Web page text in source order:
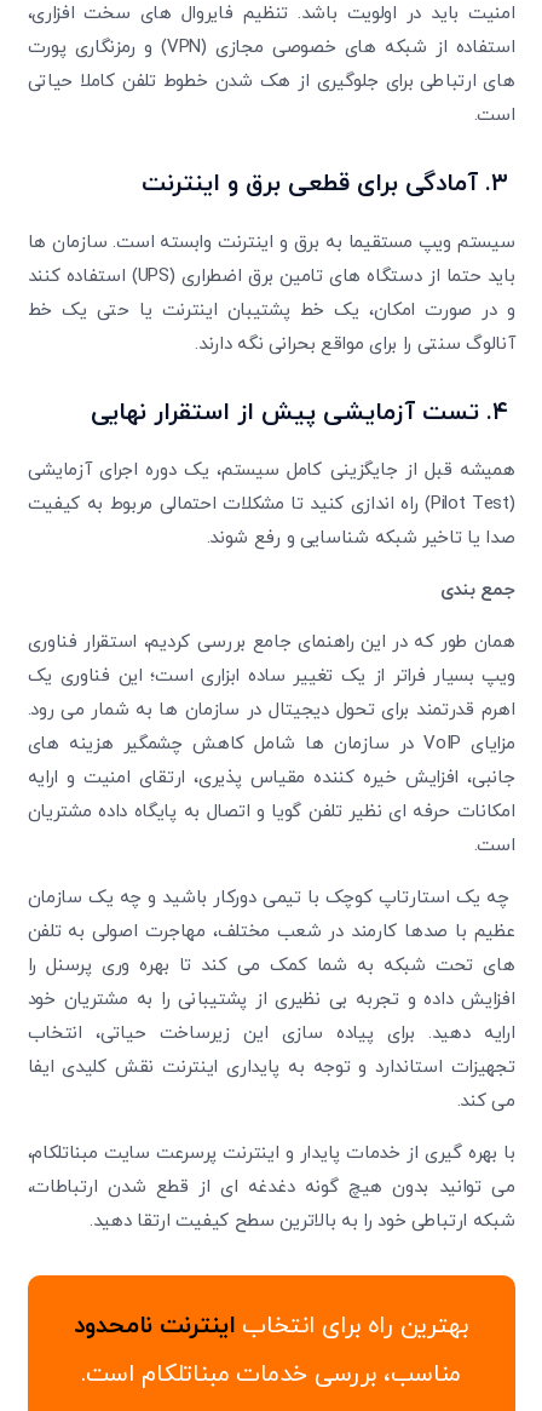
امنیت باید در اولویت باشد. تنظیم فایروال های سخت افزاری،
استفاده از شبکه های خصوصی مجازی (VPN) و رمزنگاری پورت
های ارتباطی برای جلوگیری از هک شدن خطوط تلفن کاملا حیاتی
است.
آمادگی برای قطعی برق و اینترنت
سیستم ویپ مستقیما به برق و اینترنت وابسته است. سازمان ها
باید حتما از دستگاه های تامین برق اضطراری (UPS) استفاده کنند
و در صورت امکان، یک خط پشتیبان اینترنت یا حتی یک خط
آنالوگ سنتی را برای مواقع بحرانی نگه دارند.
۴. تست آزمایشی پیش از استقرار نهایی
همیشه قبل از جایگزینی کامل سیستم، یک دوره اجرای آزمایشی
(Pilot Test) راه اندازی کنید تا مشکلات احتمالی مربوط به کیفیت
صدا یا تاخیر شبکه شناسایی و رفع شوند.
جمع بندی
همان طور که در این راهنمای جامع بررسی کردیم، استقرار فناوری
ویپ بسیار فراتر از یک تغییر ساده ابزاری است؛ این فناوری یک
اهرم قدرتمند برای تحول دیجیتال در سازمان ها به شمار می رود.
مزایای VoIP در سازمان ها شامل کاهش چشمگیر هزینه های
جانبی، افزایش خیره کننده مقیاس پذیری، ارتقای امنیت و ارایه
امکانات حرفه ای نظیر تلفن گویا و اتصال به پایگاه داده مشتریان
است.
چه یک استارتاپ کوچک با تیمی دورکار باشید و چه یک سازمان
عظیم با صدها کارمند در شعب مختلف، مهاجرت اصولی به تلفن
های تحت شبکه به شما کمک می کند تا بهره وری پرسنل را
افزایش داده و تجربه بی نظیری از پشتیبانی را به مشتریان خود
ارایه دهید. برای پیاده سازی این زیرساخت حیاتی، انتخاب
تجهیزات استاندارد و توجه به پایداری اینترنت نقش کلیدی ایفا
می کند.
با بهره گیری از خدمات پایدار و اینترنت پرسرعت سایت مبناتلکام،
می توانید بدون هیچ گونه دغدغه ای از قطع شدن ارتباطات،
شبکه ارتباطی خود را به بالاترین سطح کیفیت ارتقا دهید.
بهترین راه برای انتخاب اینترنت نامحدود
مناسب، بررسی خدمات مبناتلکام است.